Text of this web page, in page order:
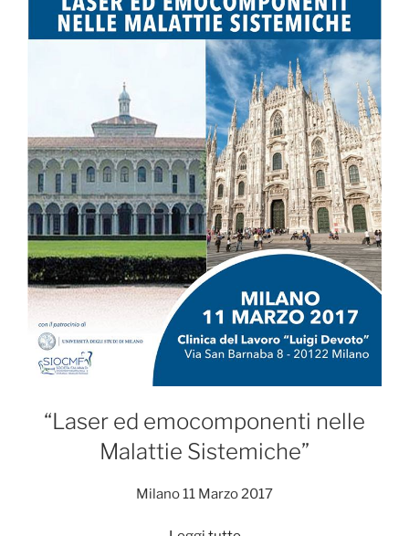
“Laser ed emocomponenti nelle
Malattie Sistemiche”
Milano 11 Marzo 2017